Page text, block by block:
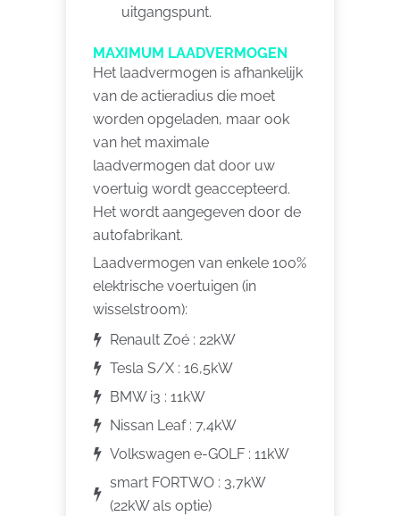
uitgangspunt.
MAXIMUM LAADVERMOGEN
Het laadvermogen is afhankelijk
van de actieradius die moet
worden opgeladen, maar ook
van het maximale
laadvermogen dat door uw
voertuig wordt geaccepteerd.
Het wordt aangegeven door de
autofabrikant.
Laadvermogen van enkele 100%
elektrische voertuigen (in
wisselstroom):
Renault Zoé : 22kW
Tesla S/X : 16,5kW
BMW i3 : 11kW
Nissan Leaf : 7,4kW
Volkswagen e-GOLF : 11kW
smart FORTWO : 3,7kW
(22kW als optie)